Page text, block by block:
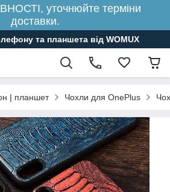
уточнюйте терміни
доставки.
та планшета від WOMUX
| планшет Чохли для OnePlus